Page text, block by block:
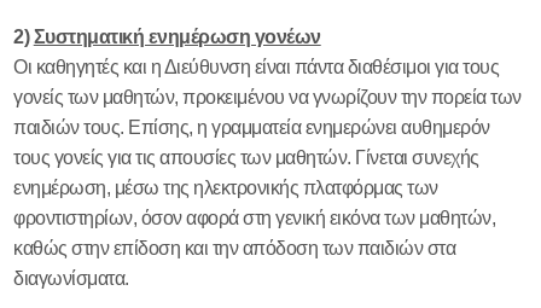
2)Συστηματική ενημέρωση γονέων
Οι καθηγητές και η Διεύθυνση είναι πάντα διαθέσιμοι για τους
γονείς των μαθητών, προκειμένου να γνωρίζουν την πορεία των
παιδιών τους. Επίσης, η γραμματεία ενημερώνει αυθημερόν
τους γονείς για τις απουσίες των μαθητών. Γίνεται συνεχής
ενημέρωση, μέσω της ηλεκτρονικής πλατφόρμας των
φροντιστηρίων, όσον αφορά στη γενική εικόνα των μαθητών,
καθώς στην επίδοση και την απόδοση των παιδιών στα
διαγωνίσματα.
ΑΙΤΗΣΗ ΕΓΓΡΑΦΗΣ
ΑΙΤΗΣΗ
ΕΠΑΝΕΓΓΡΑΦΗΣ
ΠΡΟΓΡΑΜΜΑΤΑ
ΣΠΟΥΔΩΝ
Α' ΛΥΚΕΙΟΥ
Β' ΛΥΚΕΙΟΥ
Γ ' ΛΥΚΕΙΟΥ
ΑΠΟΦΟΙΤΟΙ